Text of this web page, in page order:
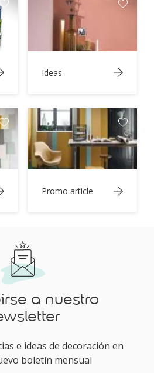
Ideas
Promo article
a nuestro
e ideas de decoración en
boletín mensual